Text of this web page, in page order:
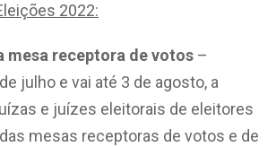
2022:
mesa receptora de votos –
julho e vai até 3 de agosto, a
e juízes eleitorais de eleitores
mesas receptoras de votos e de